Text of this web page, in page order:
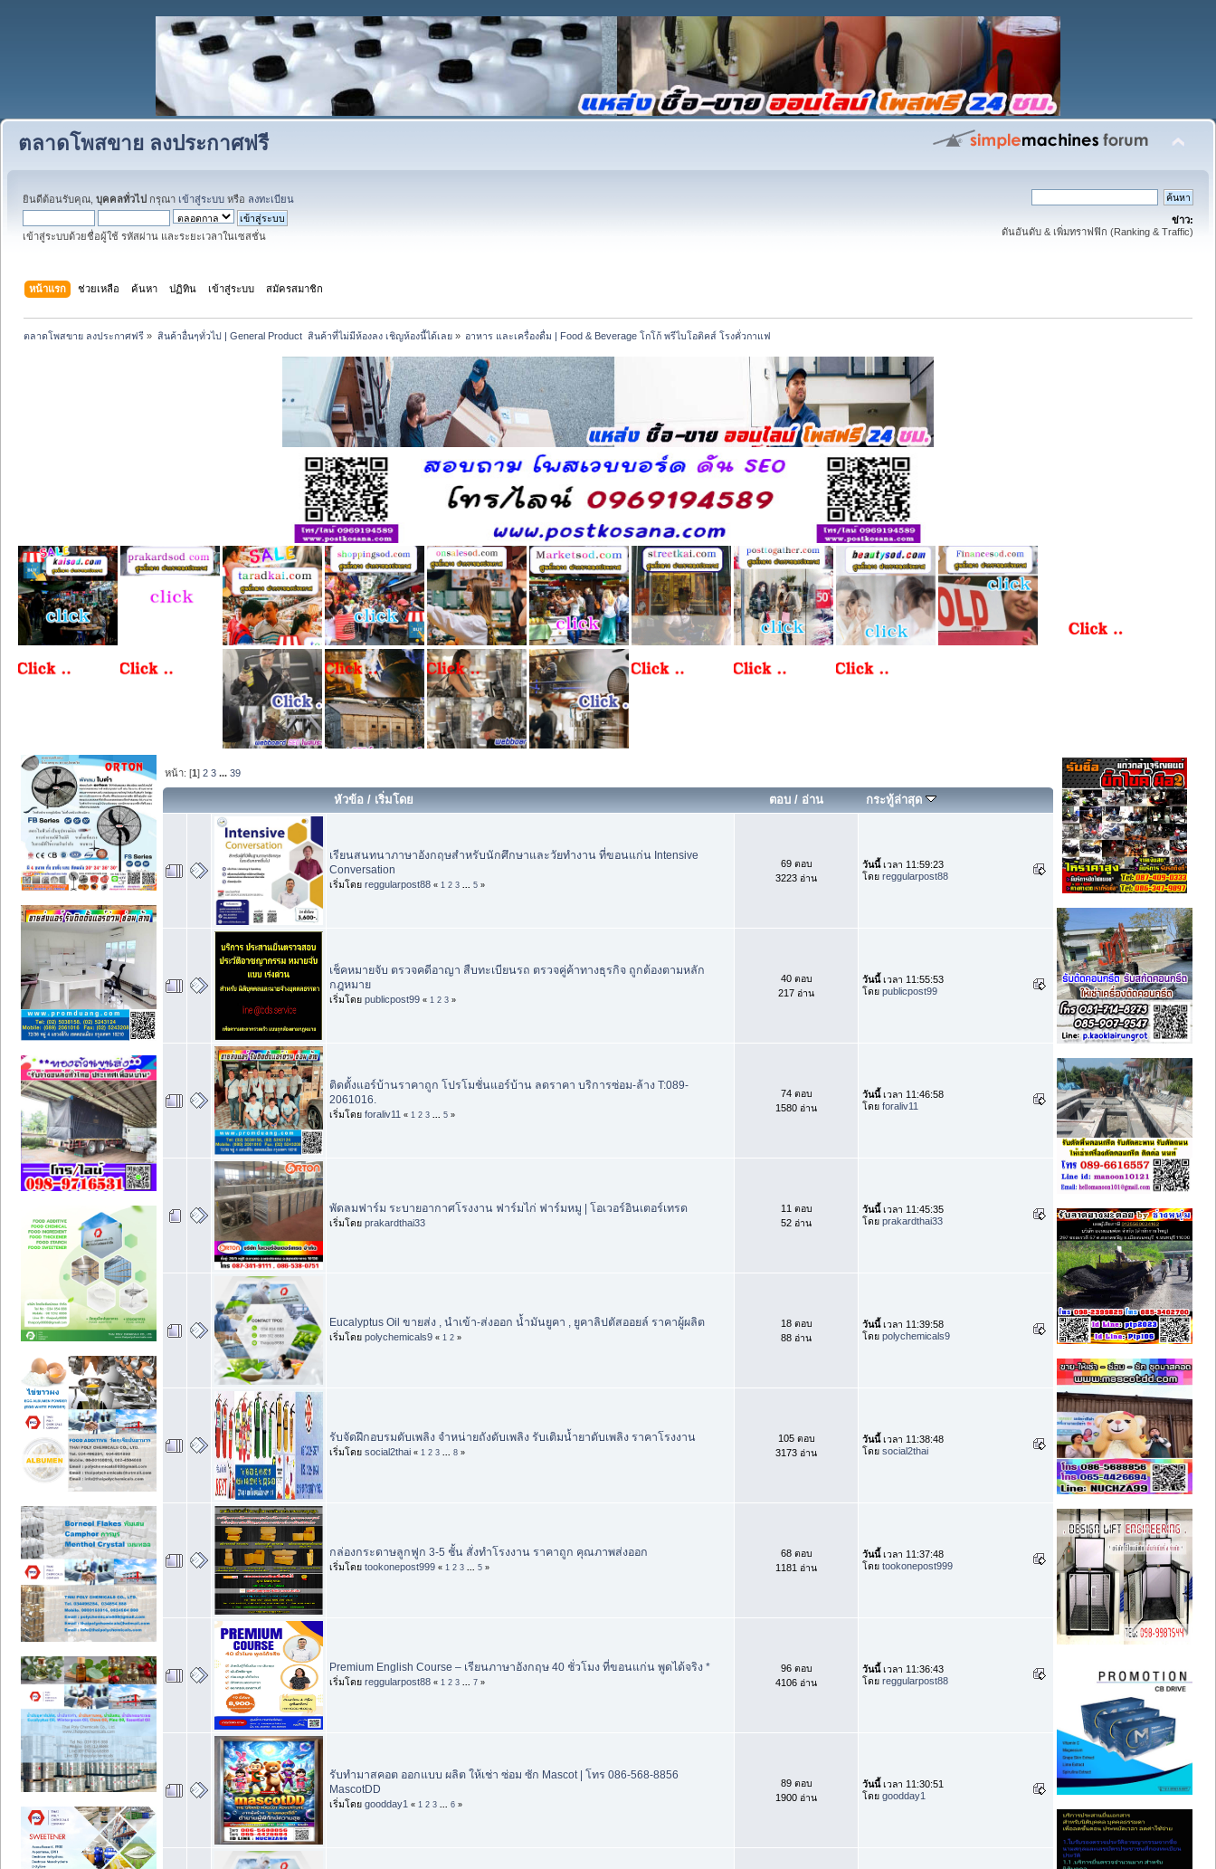
ตลาดโพสขาย ลงประกาศฟรี
ยินดีต้อนรับคุณ, บุคคลทั่วไป กรุณา เข้าสู่ระบบ หรือ ลงทะเบียน
เข้าสู่ระบบด้วยชื่อผู้ใช้ รหัสผ่าน และระยะเวลาในเซสชั่น
ข่าว:
ดันอันดับ & เพิ่มทราฟฟิก (Ranking & Traffic)
หน้าแรก ช่วยเหลือ ค้นหา ปฏิทิน เข้าสู่ระบบ สมัครสมาชิก
ตลาดโพสขาย ลงประกาศฟรี » สินค้าอื่นๆทั่วไป | General Product  สินค้าที่ไม่มีห้องลง เชิญห้องนี้ได้เลย» อาหาร และเครื่องดื่ม | Food & Beverage โกโก้ พรีไบโอติคส์ โรงคั่วกาแฟ
หน้า: [1]2 3 ...39
หัวข้อ / เริ่มโดย ตอบ/ อ่าน กระทู้ล่าสุด
เรียนสนทนาภาษาอังกฤษสำหรับนักศึกษาและวัยทำงาน ที่ขอนแก่น Intensive
Conversation
เริ่มโดย reggularpost88 « 1 2 3 5 »
69 ตอบ
3223 อ่าน
วันนี้เวลา 11:59:23
โดย reggularpost88
เช็คหมายจับ ตรวจคดีอาญา สืบทะเบียนรถ ตรวจคู่ค้าทางธุรกิจ ถูกต้องตามหลัก
กฎหมาย
เริ่มโดย publicpost99 « 1 2 3 »
40 ตอบ
217 อ่าน
วันนี้เวลา 11:55:53
โดย publicpost99
ติดตั้งแอร์บ้านราคาถูก โปรโมชั่นแอร์บ้าน ลดราคา บริการซ่อม-ล้าง T:089-
2061016.
เริ่มโดย foraliv11 « 1 2 3 5 »
74 ตอบ
1580 อ่าน
วันนี้เวลา 11:46:58
โดย foraliv11
พัดลมฟาร์ม ระบายอากาศโรงงาน ฟาร์มไก่ ฟาร์มหมู | โอเวอร์อินเตอร์เทรด
เริ่มโดย prakardthai33
11 ตอบ
52 อ่าน
วันนี้เวลา 11:45:35
โดย prakardthai33
Eucalyptus Oil ขายส่ง , นำเข้า-ส่งออก น้ำมันยูคา , ยูคาลิปตัสออยล์ ราคาผู้ผลิต
เริ่มโดย polychemicals9 « 1 2 »
18 ตอบ
88 อ่าน
วันนี้เวลา 11:39:58
โดย polychemicals9
รับจัดฝึกอบรมดับเพลิง จำหน่ายถังดับเพลิง รับเติมน้ำยาดับเพลิง ราคาโรงงาน
เริ่มโดย social2thai « 1 2 3 8 »
105 ตอบ
3173 อ่าน
วันนี้เวลา 11:38:48
โดย social2thai
กล่องกระดาษลูกฟูก 3-5 ชั้น สั่งทำโรงงาน ราคาถูก คุณภาพส่งออก
เริ่มโดย tookonepost999 « 1 2 3 5 »
68 ตอบ
1181 อ่าน
วันนี้เวลา 11:37:48
โดย tookonepost999
Premium English Course – เรียนภาษาอังกฤษ 40 ชั่วโมง ที่ขอนแก่น พูดได้จริง *
เริ่มโดย reggularpost88 « 1 2 3 7 »
96 ตอบ
4106 อ่าน
วันนี้เวลา 11:36:43
โดย reggularpost88
รับทำมาสคอต ออกแบบ ผลิต ให้เช่า ซ่อม ซัก Mascot | โทร 086-568-8856
MascotDD
เริ่มโดย goodday1 « 1 2 3 6 »
89 ตอบ
1900 อ่าน
วันนี้เวลา 11:30:51
โดย goodday1